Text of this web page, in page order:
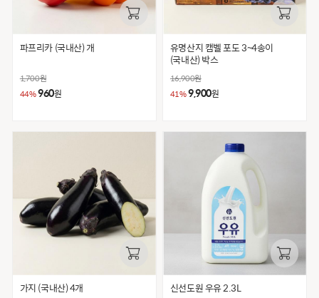
파프리카 (국내산) 개
1,700원
44%960원
유명산지 캠벨 포도 3~4송이
(국내산) 박스
16,900원
41%9,900원
가지 (국내산) 4개 신선도원 우유 2.3L